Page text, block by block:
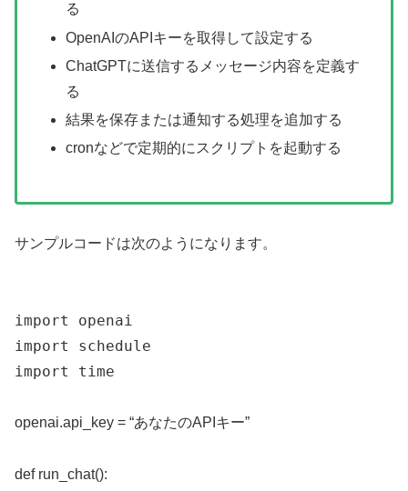
る
OpenAIのAPIキーを取得して設定する
ChatGPTに送信するメッセージ内容を定義す
る
結果を保存または通知する処理を追加する
cronなどで定期的にスクリプトを起動する
サンプルコードは次のようになります。
import openai
import schedule
import time
openai.api_key = “あなたのAPIキー”
def run_chat():